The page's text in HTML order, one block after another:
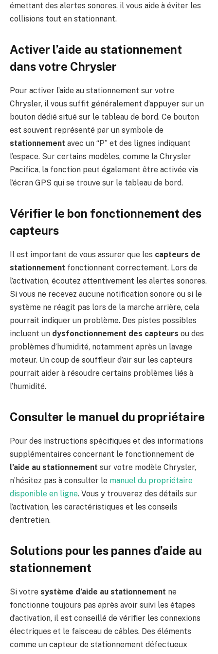
émettant des alertes sonores, il vous aide à éviter les
collisions tout en stationnant.
Activer l’aide au stationnement
dans votre Chrysler
Pour activer l’aide au stationnement sur votre
Chrysler, il vous suffit généralement d’appuyer sur un
bouton dédié situé sur le tableau de bord. Ce bouton
est souvent représenté par un symbole de
stationnement avec un “P” et des lignes indiquant
l’espace. Sur certains modèles, comme la Chrysler
Pacifica, la fonction peut également être activée via
l’écran GPS qui se trouve sur le tableau de bord.
Vérifier le bon fonctionnement des
capteurs
Il est important de vous assurer que les capteurs de
stationnement fonctionnent correctement. Lors de
l’activation, écoutez attentivement les alertes sonores.
Si vous ne recevez aucune notification sonore ou si le
système ne réagit pas lors de la marche arrière, cela
pourrait indiquer un problème. Des pistes possibles
incluent un dysfonctionnement des capteurs ou des
problèmes d’humidité, notamment après un lavage
moteur. Un coup de souffleur d’air sur les capteurs
pourrait aider à résoudre certains problèmes liés à
l’humidité.
Consulter le manuel du propriétaire
Pour des instructions spécifiques et des informations
supplémentaires concernant le fonctionnement de
l’aide au stationnement sur votre modèle Chrysler,
n’hésitez pas à consulter le manuel du propriétaire
disponible en ligne. Vous y trouverez des détails sur
l’activation, les caractéristiques et les conseils
d’entretien.
Solutions pour les pannes d’aide au
stationnement
Si votre système d’aide au stationnement ne
fonctionne toujours pas après avoir suivi les étapes
d’activation, il est conseillé de vérifier les connexions
électriques et le faisceau de câbles. Des éléments
comme un capteur de stationnement défectueux